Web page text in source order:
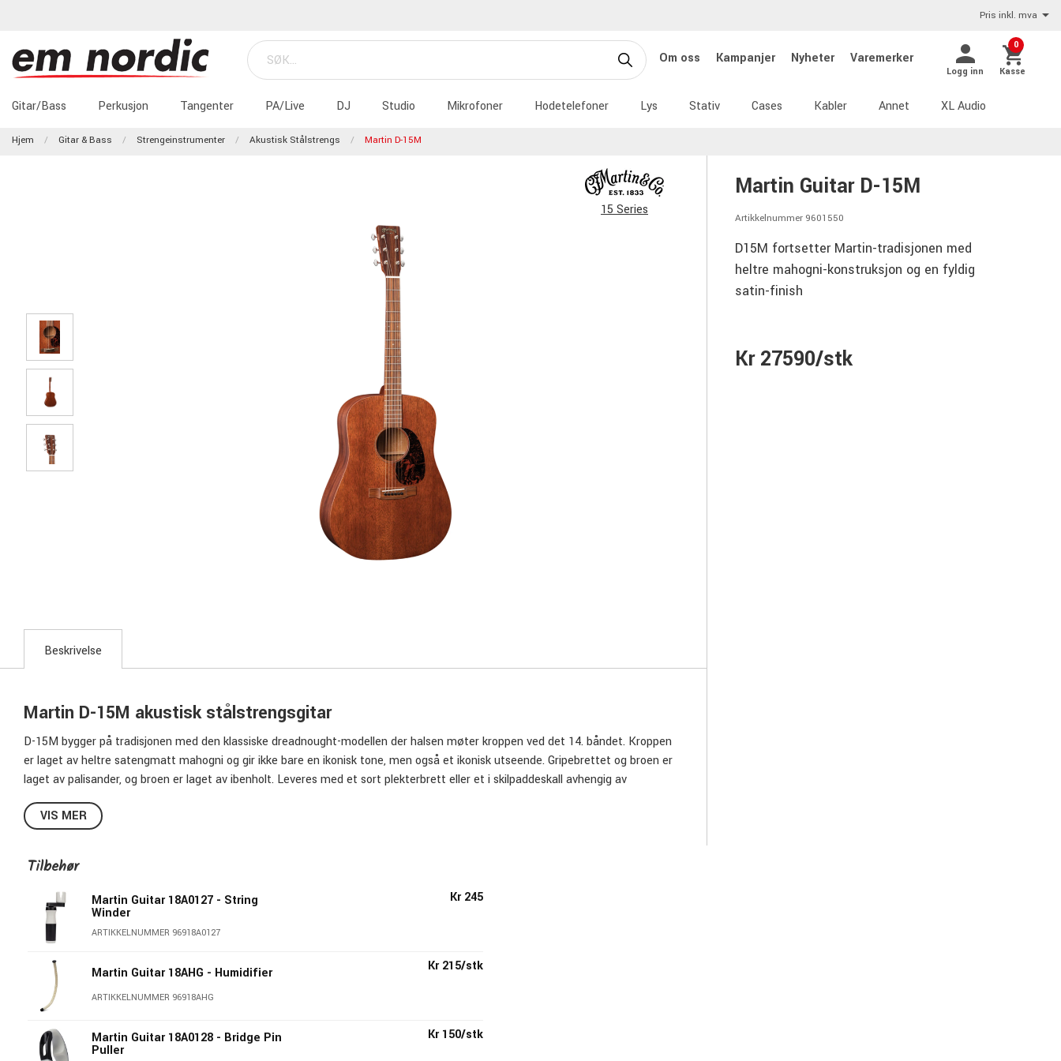
Pris inkl. mva
Om oss Kampanjer Nyheter Varemerker
Logg inn
0
Kasse
Gitar/Bass Perkusjon Tangenter PA/Live DJ Studio Mikrofoner Hodetelefoner Lys Stativ Cases Kabler Annet XL Audio
Hjem Gitar & Bass Strengeinstrumenter Akustisk Stålstrengs Martin D-15M
15 Series
Martin Guitar D-15M
Artikkelnummer 9601550
D15M fortsetter Martin-tradisjonen med
heltre mahogni-konstruksjon og en fyldig
satin-finish
Kr 27590/stk
Beskrivelse
Martin D-15M akustisk stålstrengsgitar
D-15M bygger på tradisjonen med den klassiske dreadnought-modellen der halsen møter kroppen ved det 14. båndet. Kroppen
er laget av heltre satengmatt mahogni og gir ikke bare en ikonisk tone, men også et ikonisk utseende. Gripebrettet og broen er
laget av palisander, og broen er laget av ibenholt. Leveres med et sort plekterbrett eller et i skilpaddeskall avhengig av
tilgjengelighet.
Dreadnought: D-14 Fret
Satin finish
X-bracing
25.4" skala
4,29 cm ved oversadelen
Soft Shell Case
VIS MER
Tilbehør
Martin Guitar 18A0127 - String
Winder
ARTIKKELNUMMER 96918A0127
Kr 245
Martin Guitar 18AHG - Humidifier
ARTIKKELNUMMER 96918AHG
Kr 215/stk
Martin Guitar 18A0128 - Bridge Pin
Puller
Kr 150/stk